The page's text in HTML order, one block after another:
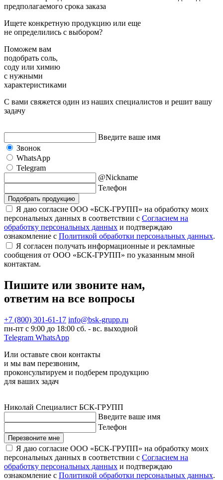
предполагаемого срока заказа
Ищете конкретную продукцию или еще
не определились с выбором?
Поможем вам
подобрать соль,
соду или химию
с нужными
характеристиками
С вами свяжется один из наших специалистов и решит вашу
задачу
Введите ваше имя
Звонок
WhatsApp
Telegram
@Nickname
Телефон
Подобрать продукцию
Я даю согласие ООО «БСК-ГРУПП» на обработку моих
персональных данных в соответствии с Согласием на
обработку персональных данных и подтверждаю
ознакомление с Политикой обработки персональных данных.
Я согласен получать информационные и рекламные
сообщения от ООО «БСК-ГРУПП» по указанным мной
контактам.
Пишите или звоните нам,
ответим на все вопросы
+7 (800) 301-61-17 info@bsk-grupp.ru
пн-пт с 9:00 до 18:00 сб. - вс. выходной
Telegram WhatsApp
Или оставьте свои контакты
и мы вам перезвоним,
проконсультируем и подберем продукцию
для ваших задач
Николай Специалист БСК-ГРУПП
Введите ваше имя
Телефон
Перезвоните мне
Я даю согласие ООО «БСК-ГРУПП» на обработку моих
персональных данных в соответствии с Согласием на
обработку персональных данных и подтверждаю
ознакомление с Политикой обработки персональных данных.